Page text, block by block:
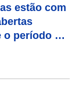
estão com
o período de